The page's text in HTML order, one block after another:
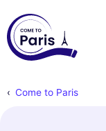
Come to Paris